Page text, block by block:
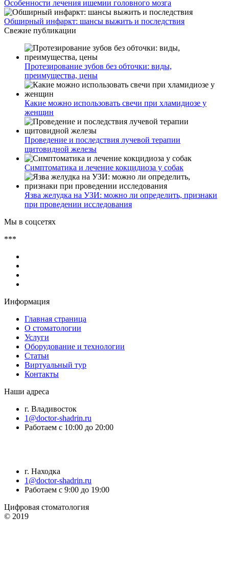
Особенности лечения ишемии головного мозга
Обширный инфаркт: шансы выжить и последствия
Свежие публикации
Протезирование зубов без обточки: виды,
преимущества, цены
Какие можно использовать свечи при хламидиозе у
женщин
Проведение и последствия лучевой терапии
щитовидной железы
Симптоматика и лечение кокцидиоза у собак
Язва желудка на УЗИ: можно ли определить, признаки
при проведении исследования
Мы в соцсетях
***
Информация
Главная страница
О стоматологии
Услуги
Оборудование и технологии
Статьи
Виртуальный тур
Контакты
Наши адреса
г. Владивосток
1@doctor-shadrin.ru
Работаем с 10:00 до 20:00
г. Находка
1@doctor-shadrin.ru
Работаем с 9:00 до 19:00
Цифровая стоматология
© 2019